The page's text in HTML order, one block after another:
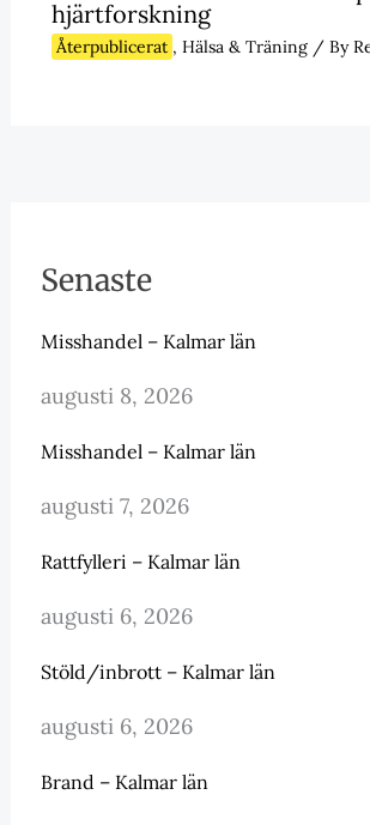
hjärtforskning
Återpublicerat , Hälsa & Träning/ By
Senaste
Misshandel – Kalmar län
augusti 8, 2026
Misshandel – Kalmar län
augusti 7, 2026
Rattfylleri – Kalmar län
augusti 6, 2026
Stöld/inbrott – Kalmar län
augusti 6, 2026
Brand – Kalmar län